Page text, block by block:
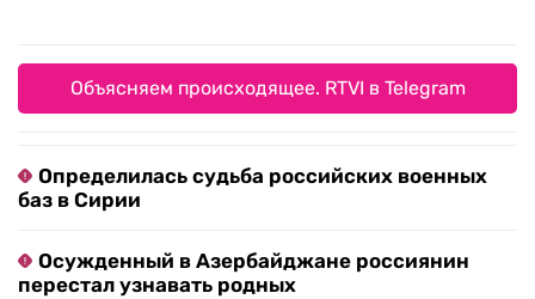
Объясняем происходящее. RTVI в Telegram
Определилась судьба российских военных
баз в Сирии
Осужденный в Азербайджане россиянин
перестал узнавать родных